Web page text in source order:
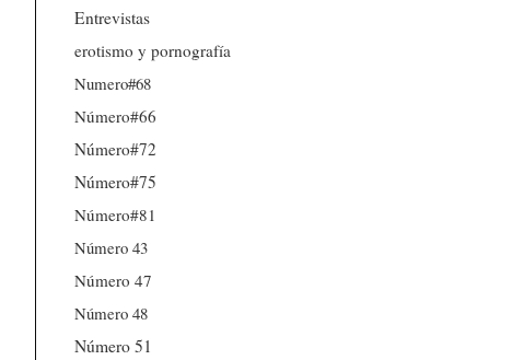
Entrevistas
erotismo y pornografía
Numero#68
Número#66
Número#72
Número#75
Número#81
Número 43
Número 47
Número 48
Número 51